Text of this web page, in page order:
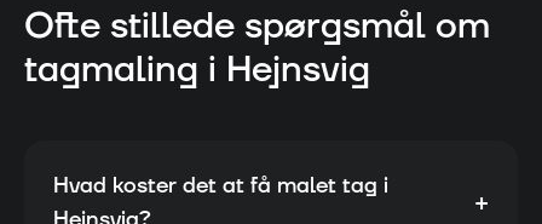
Ofte stillede spørgsmål om
tagmaling i Hejnsvig
Hvad koster det at få malet tag i
+